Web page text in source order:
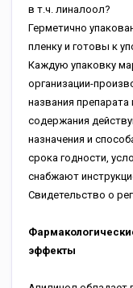
в т.ч. линалоол?
Герметично
пленку и готовы к
Каждую упаковку
организации-
названия
содержания
назначения и
срока годности,
снабжают
Свидетельство о
эффекты